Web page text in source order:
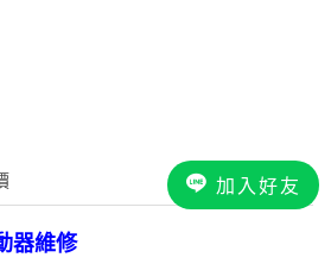
加入好友
器維修